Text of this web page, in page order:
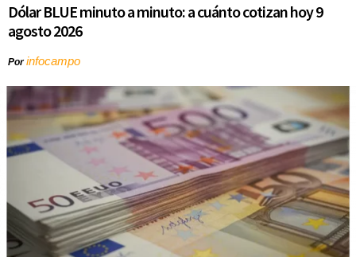
Dólar BLUE minuto a minuto: a cuánto cotizan hoy 9
agosto 2026
Porinfocampo